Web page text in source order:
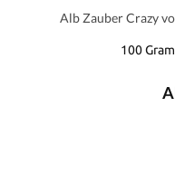
Alb Zauber Crazy
100